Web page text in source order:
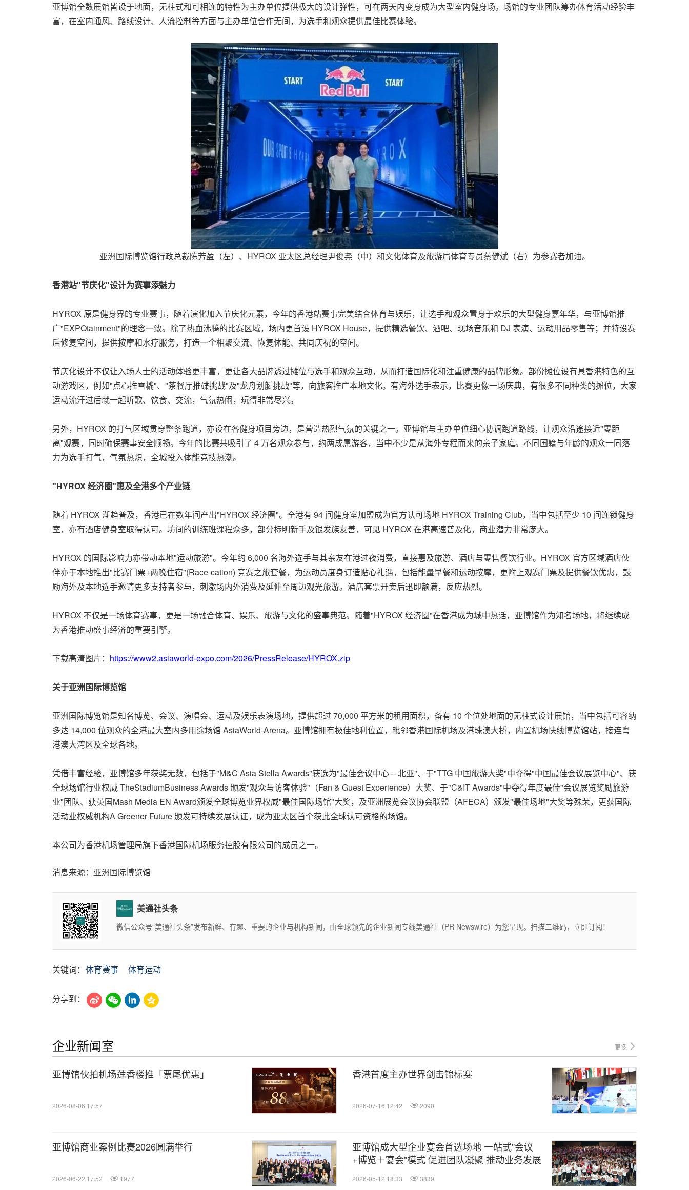
亚博馆全数展馆皆设于地面，无柱式和可相连的特性为主办单位提供极大的设计弹性，可在两天内变身成为大型室内健身场。场馆的专业团队筹办体育活动经验丰
富，在室内通风、路线设计、人流控制等方面与主办单位合作无间，为选手和观众提供最佳比赛体验。
亚洲国际博览馆行政总裁陈芳盈（左）、HYROX 亚太区总经理尹俊尧（中）和文化体育及旅游局体育专员蔡健斌（右）为参赛者加油。
香港站"节庆化"设计为赛事添魅力
HYROX 原是健身界的专业赛事，随着演化加入节庆化元素，今年的香港站赛事完美结合体育与娱乐，让选手和观众置身于欢乐的大型健身嘉年华，与亚博馆推
广"EXPOtainment"的理念一致。除了热血沸腾的比赛区域，场内更首设 HYROX House，提供精选餐饮、酒吧、现场音乐和 DJ 表演、运动用品零售等；并特设赛
后修复空间，提供按摩和水疗服务，打造一个相聚交流、恢复体能、共同庆祝的空间。
节庆化设计不仅让入场人士的活动体验更丰富，更让各大品牌透过摊位与选手和观众互动，从而打造国际化和注重健康的品牌形象。部份摊位设有具香港特色的互
动游戏区，例如"点心推雪橇"、 "茶餐厅推碟挑战"及"龙舟划艇挑战"等，向旅客推广本地文化。有海外选手表示，比賽更像一场庆典，有很多不同种类的摊位，大家
运动流汗过后就一起听歌、饮食、交流，气氛热闹，玩得非常尽兴。
另外，HYROX 的打气区域贯穿整条跑道，亦设在各健身项目旁边，是营造热烈气氛的关键之一。亚博馆与主办单位细心协调跑道路线，让观众沿途接近"零距
离"观赛，同时确保赛事安全顺畅。今年的比赛共吸引了 4 万名观众参与，约两成属游客，当中不少是从海外专程而来的亲子家庭。不同国籍与年龄的观众一同落
力为选手打气，气氛热炽，全城投入体能竞技热潮。
"HYROX 经济圈"惠及全港多个产业链
随着 HYROX 渐趋普及，香港已在数年间产出"HYROX 经济圈"。全港有 94 间健身室加盟成为官方认可场地 HYROX Training Club，当中包括至少 10 间连锁健身
室，亦有酒店健身室取得认可。坊间的训练班课程众多，部分标明新手及银发族友善，可见 HYROX 在港高速普及化，商业潜力非常庞大。
HYROX 的国际影响力亦带动本地"运动旅游"。今年约 6,000 名海外选手与其亲友在港过夜消费，直接惠及旅游、酒店与零售餐饮行业。HYROX 官方区域酒店伙
伴亦于本地推出"比赛门票+两晚住宿"(Race-cation) 竞赛之旅套餐，为运动员度身订造贴心礼遇，包括能量早餐和运动按摩，更附上观赛门票及提供餐饮优惠，鼓
励海外及本地选手邀请更多支持者参与，刺激场内外消费及延伸至周边观光旅游。酒店套票开卖后迅即额满，反应热烈。
HYROX 不仅是一场体育赛事，更是一场融合体育、娱乐、旅游与文化的盛事典范。随着"HYROX 经济圈"在香港成为城中热话，亚博馆作为知名场地，将继续成
为香港推动盛事经济的重要引擎。
下载高清图片： https://www2.asiaworld-expo.com/2026/PressRelease/HYROX.zip
关于亚洲国际博览馆
亚洲国际博览馆是知名博览、会议、演唱会、运动及娱乐表演场地，提供超过 70,000 平方米的租用面积，备有 10 个位处地面的无柱式设计展馆，当中包括可容纳
多达 14,000 位观众的全港最大室内多用途场馆 AsiaWorld-Arena。亚博馆拥有极佳地利位置，毗邻香港国际机场及港珠澳大桥，内置机场快线博览馆站，接连粤
港澳大湾区及全球各地。
凭借丰富经验，亚博馆多年获奖无数，包括于"M&C Asia Stella Awards"获选为"最佳会议中心 – 北亚"、于"TTG 中国旅游大奖"中夺得"中国最佳会议展览中心"、获
全球场馆行业权威 TheStadiumBusiness Awards 颁发"观众与访客体验" （Fan & Guest Experience）大奖、于"C&IT Awards"中夺得年度最佳"会议展览奖励旅游
业"团队、获英国Mash Media EN Award颁发全球博览业界权威"最佳国际场馆"大奖，及亚洲展览会议协会联盟（AFECA）颁发"最佳场地"大奖等殊荣，更获国际
活动业权威机构A Greener Future 颁发可持续发展认证，成为亚太区首个获此全球认可资格的场馆。
本公司为香港机场管理局旗下香港国际机场服务控股有限公司的成员之一。
消息来源：亚洲国际博览馆
美通社头条
微信公众号“美通社头条”发布新鲜、有趣、重要的企业与机构新闻，由全球领先的企业新闻专线美通社（PR Newswire）为您呈现。扫描二维码，立即订阅！
关键词： 体育赛事 体育运动
分享到：
企业新闻室 更多
亚博馆伙拍机场莲香楼推「票尾优惠」
2026-08-06 17:57
香港首度主办世界剑击锦标赛
2026-07-16 12:42 2090
亚博馆商业案例比赛2026圆满举行
2026-06-22 17:52 1977
亚博馆成大型企业宴会首选场地 一站式"会议
+博览＋宴会"模式 促进团队凝聚 推动业务发展
2026-05-12 18:33 3839